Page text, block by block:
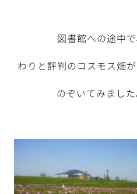
図書館への途中で
わりと評判のコスモス畑が
のぞいてみました